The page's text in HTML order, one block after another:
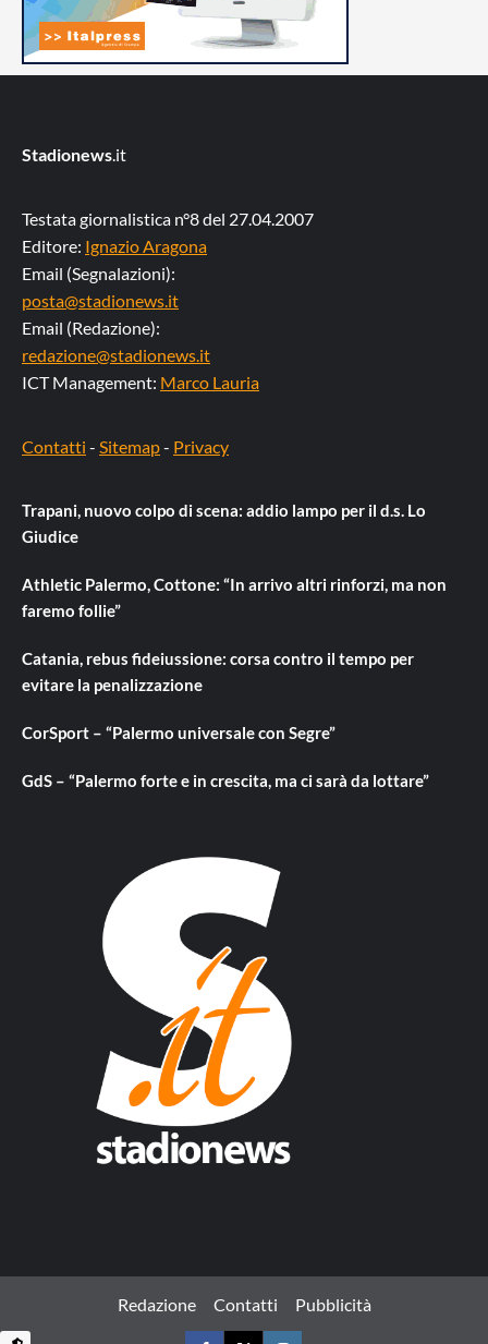
Stadionews .it
Testata giornalistica n°8 del 27.04.2007
Editore: Ignazio Aragona
Email (Segnalazioni):
posta@stadionews.it
Email (Redazione):
redazione@stadionews.it
ICT Management: Marco Lauria
Contatti - Sitemap- Privacy
Trapani, nuovo colpo di scena: addio lampo per il d.s. Lo
Giudice
Athletic Palermo, Cottone: “In arrivo altri rinforzi, ma non
faremo follie”
Catania, rebus fideiussione: corsa contro il tempo per
evitare la penalizzazione
CorSport – “Palermo universale con Segre”
GdS – “Palermo forte e in crescita, ma ci sarà da lottare”
Redazione Contatti Pubblicità